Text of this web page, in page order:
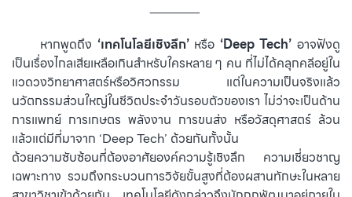
⠀⠀⠀หากพูดถึง ‘เทคโนโลยีเชิงลึก’ หรือ ‘Deep Tech’ อาจฟังดู
เป็นเรื่องไกลเสียเหลือเกินสำหรับใครหลาย ๆ คน ที่ไม่ได้คลุกคลีอยู่ใน
แวดวงวิทยาศาสตร์หรือวิศวกรรม แต่ในความเป็นจริงแล้ว
นวัตกรรมส่วนใหญ่ในชีวิตประจำวันรอบตัวของเรา ไม่ว่าจะเป็นด้าน
การแพทย์ การเกษตร พลังงาน การขนส่ง หรือวัสดุศาสตร์ ล้วน
แล้วแต่มีที่มาจาก ‘Deep Tech’ ด้วยกันทั้งนั้น
ด้วยความซับซ้อนที่ต้องอาศัยองค์ความรู้เชิงลึก ความเชี่ยวชาญ
เฉพาะทาง รวมถึงกระบวนการวิจัยขั้นสูงที่ต้องผสานทักษะในหลาย